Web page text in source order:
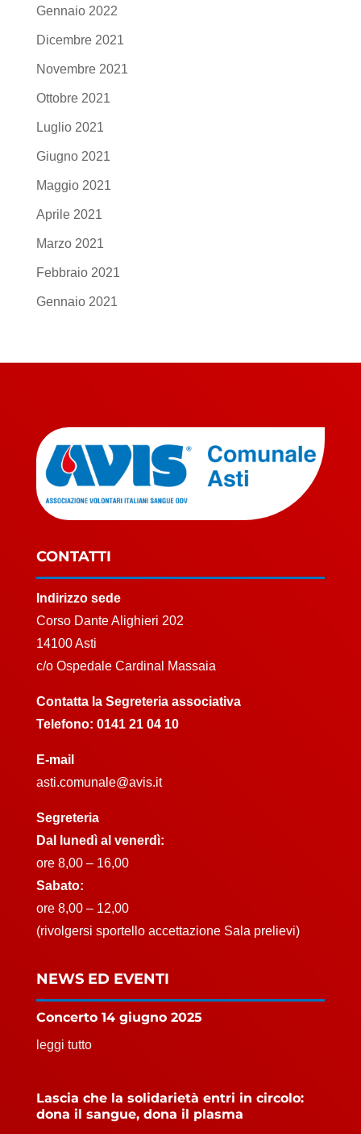
Gennaio 2022
Dicembre 2021
Novembre 2021
Ottobre 2021
Luglio 2021
Giugno 2021
Maggio 2021
Aprile 2021
Marzo 2021
Febbraio 2021
Gennaio 2021
CONTATTI
Indirizzo sede
Corso Dante Alighieri 202
14100 Asti
c/o Ospedale Cardinal Massaia
Contatta la Segreteria associativa
Telefono: 0141 21 04 10
E-mail
asti.comunale@avis.it
Segreteria
Dal lunedì al venerdì:
ore 8,00 – 16,00
Sabato:
ore 8,00 – 12,00
(rivolgersi sportello accettazione Sala prelievi)
NEWS ED EVENTI
Concerto 14 giugno 2025
leggi tutto
Lascia che la solidarietà entri in circolo:
dona il sangue, dona il plasma